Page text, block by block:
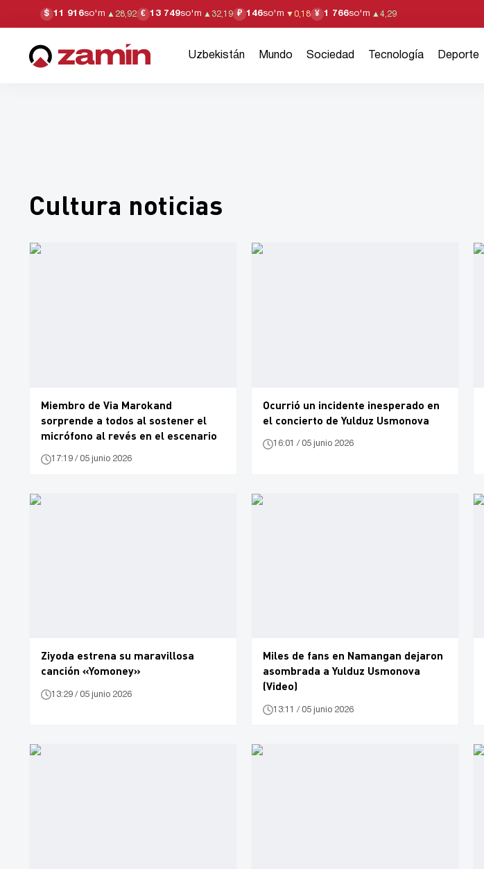
$ 11 916so'm ▲ 28,92 € 13 749so'm ▲ 32,19 ₽ 146so'm ▼ 0,18 ¥ 1 766so'm ▲ 4,29
Uzbekistán Mundo Sociedad Tecnología Deporte
Cultura noticias
Miembro de Via Marokand
sorprende a todos al sostener el
micrófono al revés en el escenario
17:19 / 05 junio 2026
Ocurrió un incidente inesperado en
el concierto de Yulduz Usmonova
16:01 / 05 junio 2026
Ziyoda estrena su maravillosa
canción «Yomoney»
13:29 / 05 junio 2026
Miles de fans en Namangan dejaron
asombrada a Yulduz Usmonova
(Video)
13:11 / 05 junio 2026